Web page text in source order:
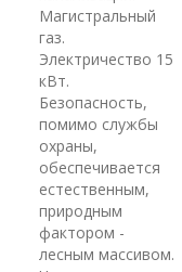
Магистральный
газ.
Электричество 15
кВт.
Безопасность,
помимо службы
охраны,
обеспечивается
естественным,
природным
фактором -
лесным массивом.